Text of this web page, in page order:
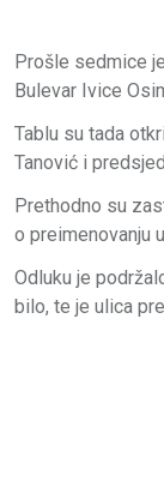
Prošle sedmice
Bulevar Ivice
Tablu su tada
Tanović i
Prethodno su
o preimenovanju
Odluku je
bilo, te je ulica